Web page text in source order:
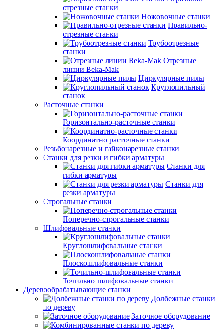
отрезные станки
Ножовочные станки
Правильно-
отрезные станки
Трубоотрезные
станки
Отрезные
линии Beka-Mak
Циркулярные пилы
Круглопильный
станок
Расточные станки
Горизонтально-расточные станки
Координатно-расточные станки
Резьбонарезные и гайконарезные станки
Станки для резки и гибки арматуры
Станки для
гибки арматуры
Станки для
резки арматуры
Строгальные станки
Поперечно-строгальные станки
Шлифовальные станки
Круглошлифовальные станки
Плоскошлифовальные станки
Точильно-шлифовальные станки
Деревообрабатывающие станки
Долбежные станки
по дереву
Заточное оборудование